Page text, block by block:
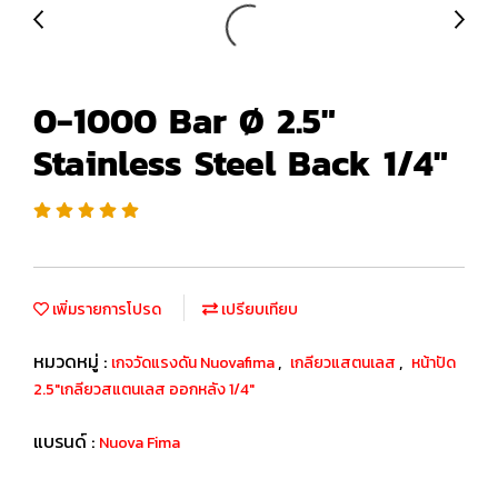
0-1000 Bar Ø 2.5"
Stainless Steel Back 1/4"
เพิ่มรายการโปรด เปรียบเทียบ
หมวดหมู่ : เกจวัดแรงดัน Nuovafima, เกลียวแสตนเลส , หน้าปัด
2.5"เกลียวสแตนเลส ออกหลัง 1/4"
แบรนด์ : Nuova Fima